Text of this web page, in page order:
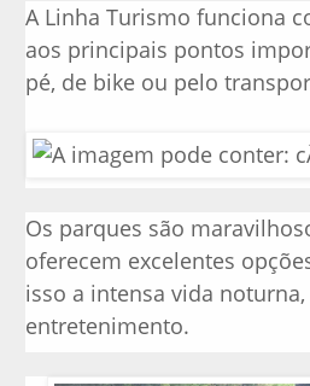
A Linha Turismo funciona
aos principais pontos
pé, de bike ou pelo
Os parques são
oferecem excelentes
isso a intensa vida
entretenimento.